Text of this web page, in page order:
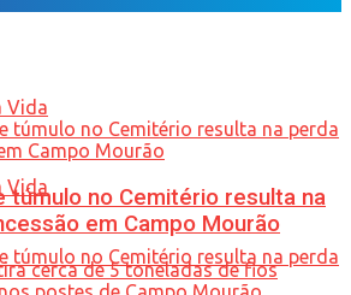
Vida
Vida
túmulo no Cemitério resulta na
em Campo Mourão